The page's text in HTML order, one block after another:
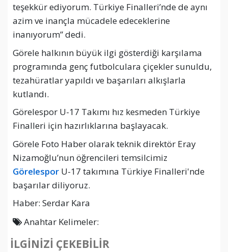
teşekkür ediyorum. Türkiye Finalleri’nde de aynı
azim ve inançla mücadele edeceklerine
inanıyorum” dedi.
Görele halkının büyük ilgi gösterdiği karşılama
programında genç futbolculara çiçekler sunuldu,
tezahüratlar yapıldı ve başarıları alkışlarla
kutlandı.
Görelespor U-17 Takımı hız kesmeden Türkiye
Finalleri için hazırlıklarına başlayacak.
Görele Foto Haber olarak teknik direktör Eray
Nizamoğlu’nun öğrencileri temsilcimiz
Görelespor U-17 takımına Türkiye Finalleri'nde
başarılar diliyoruz.
Haber: Serdar Kara
Anahtar Kelimeler:
İLGİNİZİ ÇEKEBİLİR